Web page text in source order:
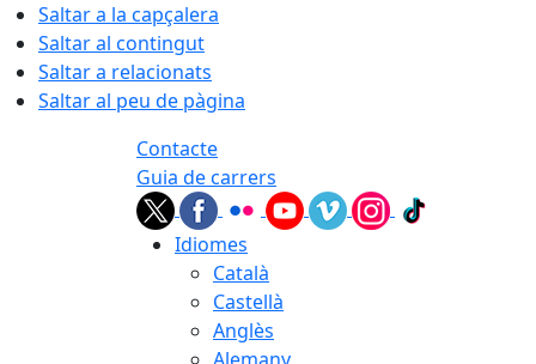
Saltar a la capçalera
Saltar al contingut
Saltar a relacionats
Saltar al peu de pàgina
Contacte
Guia de carrers
Idiomes
Català
Castellà
Anglès